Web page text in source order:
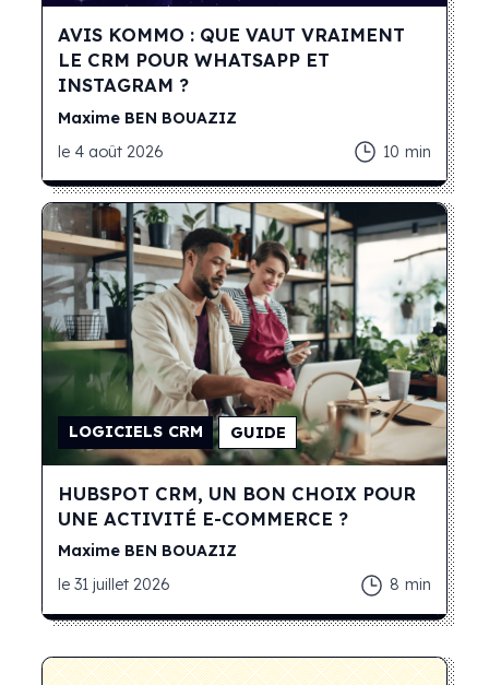
AVIS KOMMO : QUE VAUT VRAIMENT
LE CRM POUR WHATSAPP ET
INSTAGRAM ?
Maxime BEN BOUAZIZ
le 4 août 2026 10 min
LOGICIELS CRM GUIDE
HUBSPOT CRM, UN BON CHOIX POUR
UNE ACTIVITÉ E-COMMERCE ?
Maxime BEN BOUAZIZ
le31 juillet 2026 8 min